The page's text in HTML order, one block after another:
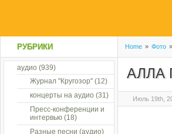
Home » Фото »
АЛЛА
Июль 19th,
РУБРИКИ
аудио (939)
Журнал "Кругозор" (12)
концерты на аудио (31)
Пресс-конференции и
интервью (18)
Разные песни (аудио)